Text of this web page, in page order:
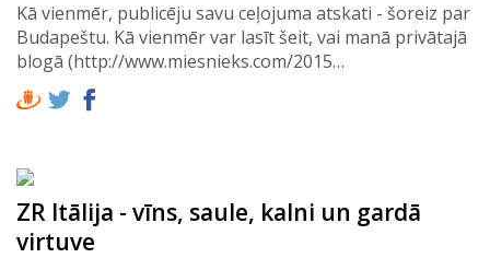
Kā vienmēr, publicēju savu ceļojuma atskati - šoreiz par
Budapeštu. Kā vienmēr var lasīt šeit, vai manā privātajā
blogā (http://www.miesnieks.com/2015…
ZR Itālija - vīns, saule, kalni un gardā
virtuve